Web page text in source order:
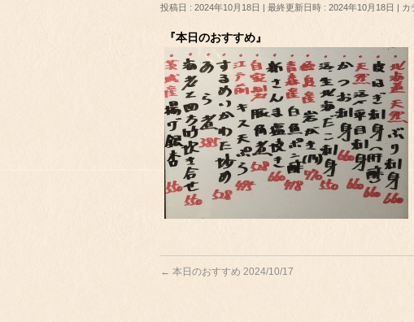
投稿日 : 2024年10月18日 最終更新日時 : 2024年10月18日 カ
『本日のおすすめ』
← 本日のおすすめ 2024/10/17